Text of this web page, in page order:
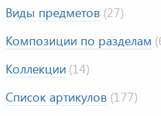
Виды предметов (27)
Композиции по разделам
Коллекции (14)
Список артикулов (177)